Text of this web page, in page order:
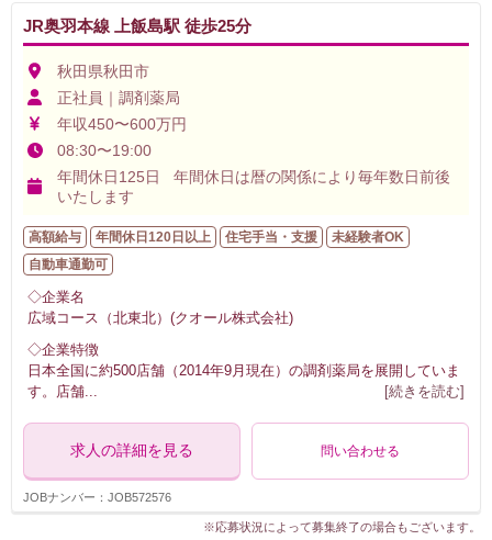
JR奥羽本線 上飯島駅 徒歩25分
秋田県秋田市
正社員｜調剤薬局
年収450〜600万円
08:30〜19:00
年間休日125日 年間休日は暦の関係により毎年数日前後
いたします
高額給与 年間休日120日以上 住宅手当・支援
未経験者OK
自動車通勤可
◇企業名
広域コース（北東北）(クオール株式会社)
◇企業特徴
日本全国に約500店舗（2014年9月現在）の調剤薬局を展開していま
す。店舗
[続きを読む]
求人の詳細を見る 問い合わせる
JOBナンバー：JOB572576
※応募状況によって募集終了の場合もございます。